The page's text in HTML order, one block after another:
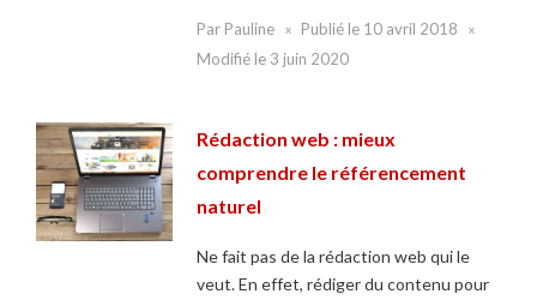
Par Pauline Publié le 10 avril 2018
Modifié le 3 juin 2020
Rédaction web : mieux
comprendre le référencement
naturel
Ne fait pas de la rédaction web qui le
veut. En effet, rédiger du contenu pour